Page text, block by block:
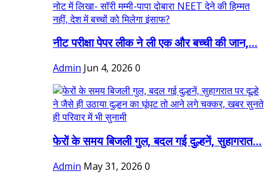
नीट परीक्षा पेपर लीक ने ली एक और बच्ची की जान,...
Admin Jun 4, 2026 0
फेरों के समय बिजली गुल, बदल गई दुल्हनें, सुहागरात...
Admin May 31, 2026 0